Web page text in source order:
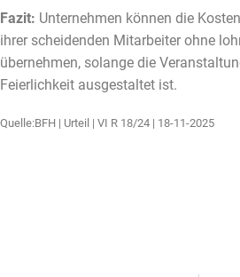
Fazit: Unternehmen können die
ihrer scheidenden Mitarbeiter ohne
übernehmen, solange die
Feierlichkeit ausgestaltet ist.
Quelle:BFH | Urteil | VI R 18/24 | 18-11-2025